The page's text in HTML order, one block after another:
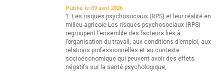
Publié le 09 avril 2026
1. Les risques psychosociaux (RPS) et leur réalité en
milieu agricole Les risques psychosociaux (RPS)
regroupent l’ensemble des facteurs liés à
l’organisation du travail, aux conditions d’emploi, aux
relations professionnelles et au contexte
socioéconomique qui peuvent avoir des effets
négatifs sur la santé psychologique,